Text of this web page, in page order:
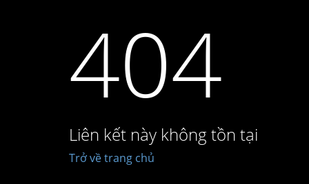
404
Liên kết này không tồn tại
Trở về trang chủ